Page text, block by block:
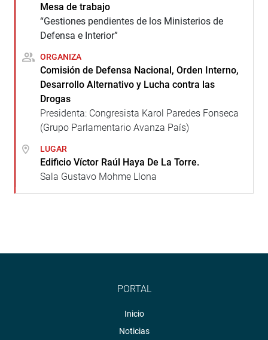
Mesa de trabajo
“Gestiones pendientes de los Ministerios de
Defensa e Interior”
ORGANIZA
Comisión de Defensa Nacional, Orden Interno,
Desarrollo Alternativo y Lucha contra las
Drogas
Presidenta: Congresista Karol Paredes Fonseca
(Grupo Parlamentario Avanza País)
LUGAR
Edificio Víctor Raúl Haya De La Torre.
Sala Gustavo Mohme Llona
PORTAL
Inicio
Noticias